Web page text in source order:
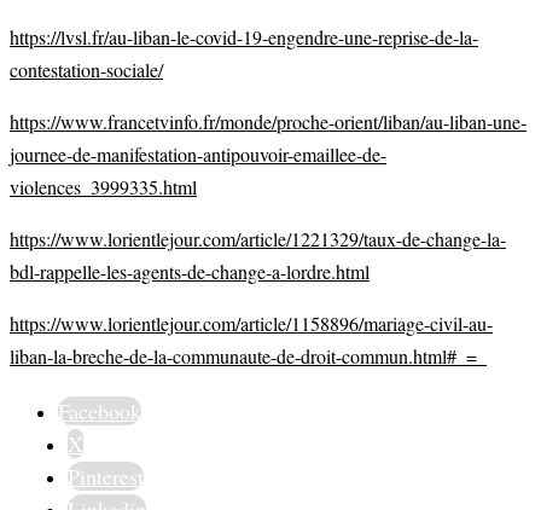
https://lvsl.fr/au-liban-le-covid-19-engendre-une-reprise-de-la-
contestation-sociale/
https://www.francetvinfo.fr/monde/proche-orient/liban/au-liban-une-
journee-de-manifestation-antipouvoir-emaillee-de-
violences_3999335.html
https://www.lorientlejour.com/article/1221329/taux-de-change-la-
bdl-rappelle-les-agents-de-change-a-lordre.html
https://www.lorientlejour.com/article/1158896/mariage-civil-au-
liban-la-breche-de-la-communaute-de-droit-commun.html#_=_
Facebook
X
Pinterest